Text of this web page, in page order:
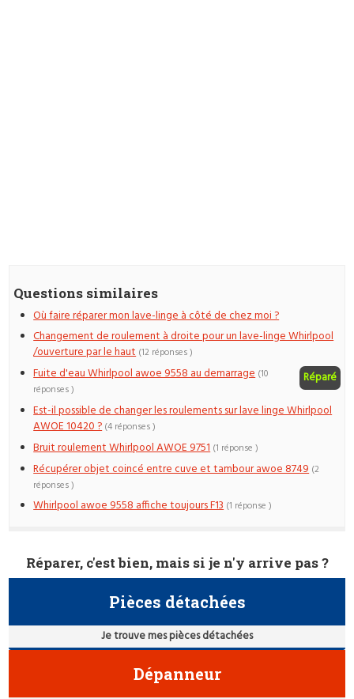
Questions similaires
Où faire réparer mon lave-linge à côté de chez moi ?
Changement de roulement à droite pour un lave-linge Whirlpool
/ouverture par le haut (12 réponses )
Fuite d'eau Whirlpool awoe 9558 au demarrage Réparé
(10
réponses )
Est-il possible de changer les roulements sur lave linge Whirlpool
AWOE 10420 ? (4 réponses )
Bruit roulement Whirlpool AWOE 9751 (1 réponse )
Récupérer objet coincé entre cuve et tambour awoe 8749 (2
réponses )
Whirlpool awoe 9558 affiche toujours F13 (1 réponse )
Réparer, c'est bien, mais si je n'y arrive pas ?
Pièces détachées
Je trouve mes pièces détachées
Dépanneur